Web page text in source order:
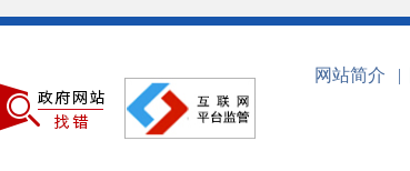
网站简介 |